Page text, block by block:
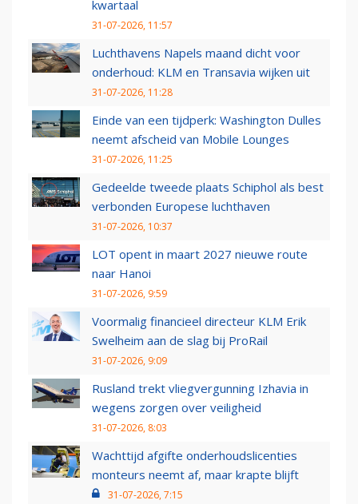
kwartaal
31-07-2026, 11:57
Luchthavens Napels maand dicht voor
onderhoud: KLM en Transavia wijken uit
31-07-2026, 11:28
Einde van een tijdperk: Washington Dulles
neemt afscheid van Mobile Lounges
31-07-2026, 11:25
Gedeelde tweede plaats Schiphol als best
verbonden Europese luchthaven
31-07-2026, 10:37
LOT opent in maart 2027 nieuwe route
naar Hanoi
31-07-2026, 9:59
Voormalig financieel directeur KLM Erik
Swelheim aan de slag bij ProRail
31-07-2026, 9:09
Rusland trekt vliegvergunning Izhavia in
wegens zorgen over veiligheid
31-07-2026, 8:03
Wachttijd afgifte onderhoudslicenties
monteurs neemt af, maar krapte blijft
31-07-2026, 7:15